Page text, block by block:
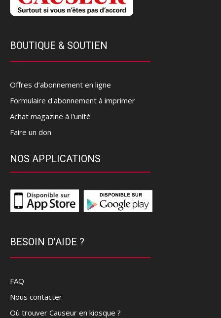
BOUTIQUE & SOUTIEN
Offres d’abonnement en ligne
Formulaire d'abonnement à imprimer
Achat magazine à l'unité
Faire un don
NOS APPLICATIONS
BESOIN D'AIDE ?
FAQ
Nous contacter
Où trouver Causeur en kiosque ?